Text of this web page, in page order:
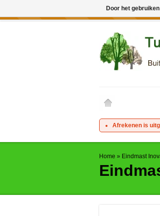
Afrekenen is
Home » Eindmast
Door het
← Keer terug naar